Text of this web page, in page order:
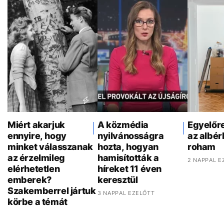
Miért akarjuk
ennyire, hogy
minket válasszanak
az érzelmileg
elérhetetlen
emberek?
Szakemberrel jártuk
körbe a témát
A közmédia
nyilvánosságra
hozta, hogyan
hamisították a
híreket 11 éven
keresztül
3 NAPPAL EZELŐTT
az
roham
2 NAPPAL